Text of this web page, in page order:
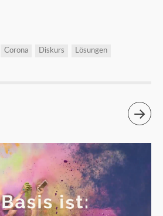
Corona Diskurs
Lösungen